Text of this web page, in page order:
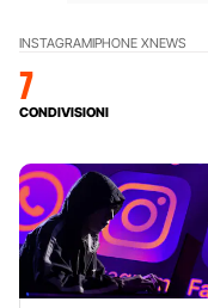
INSTAGRAMIPHONE XNEWS
7
CONDIVISIONI